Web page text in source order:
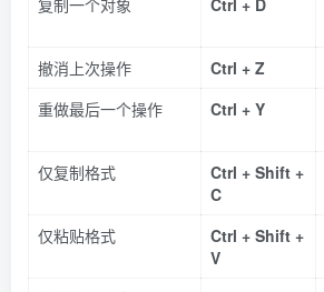
复制一个对象 Ctrl + D
撤消上次操作 Ctrl + Z
重做最后一个操作
Ctrl + Y
仅复制格式
Ctrl + Shift +
C
仅粘贴格式
Ctrl + Shift +
V